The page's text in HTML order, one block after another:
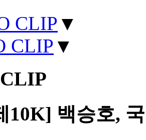
CLIP ▼
CLIP ▼
10K] 백승호,